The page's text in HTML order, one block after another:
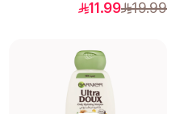
19.99
11.99